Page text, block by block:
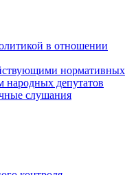
в отношении
нормативных
народных депутатов
слушания